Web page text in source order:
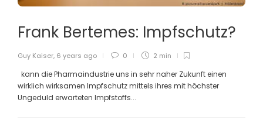
Frank Bertemes: Impfschutz?
Guy Kaiser, 6 years ago 0 2 min
kann die Pharmaindustrie uns in sehr naher Zukunft einen
wirklich wirksamen Impfschutz mittels ihres mit höchster
Ungeduld erwarteten Impfstoffs...